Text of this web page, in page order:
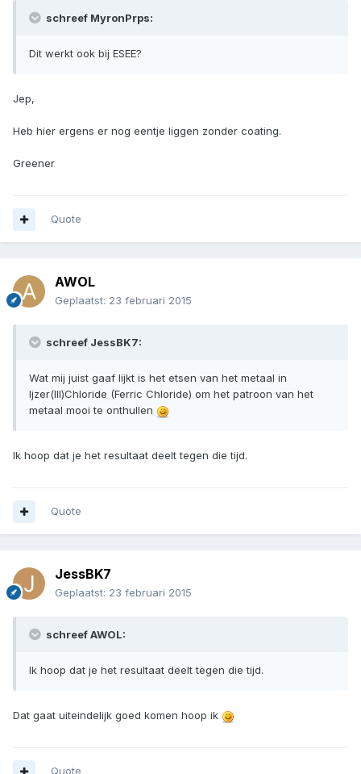
schreef MyronPrps:
Dit werkt ook bij ESEE?
Jep,
Heb hier ergens er nog eentje liggen zonder coating.
Greener
Quote
AWOL
Geplaatst: 23 februari 2015
schreef JessBK7:
Wat mij juist gaaf lijkt is het etsen van het metaal in
Ijzer(III)Chloride (Ferric Chloride) om het patroon van het
metaal mooi te onthullen
Ik hoop dat je het resultaat deelt tegen die tijd.
Quote
JessBK7
Geplaatst: 23 februari 2015
schreef AWOL:
Ik hoop dat je het resultaat deelt tegen die tijd.
Dat gaat uiteindelijk goed komen hoop ik
Quote